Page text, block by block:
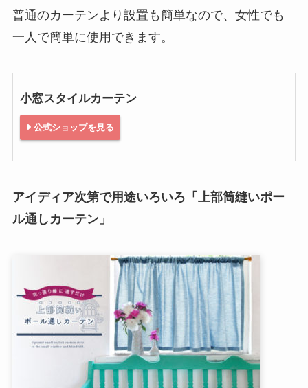
普通のカーテンより設置も簡単なので、女性でも
一人で簡単に使用できます。
小窓スタイルカーテン
公式ショップを見る
アイディア次第で用途いろいろ「上部筒縫いポー
ル通しカーテン」